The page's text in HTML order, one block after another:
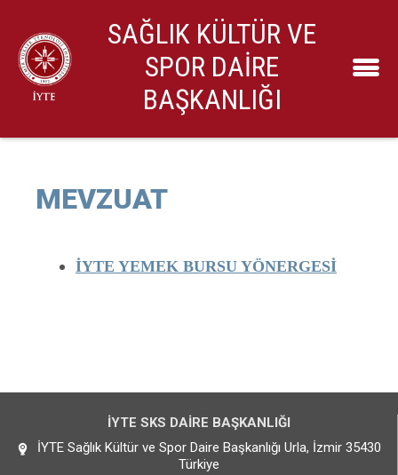
SAĞLIK KÜLTÜR VE
SPOR DAİRE
BAŞKANLIĞI
MEVZUAT
İYTE YEMEK BURSU YÖNERGESİ
İYTE SKS DAİRE BAŞKANLIĞI
İYTE Sağlık Kültür ve Spor Daire Başkanlığı Urla, İzmir 35430
Türkiye